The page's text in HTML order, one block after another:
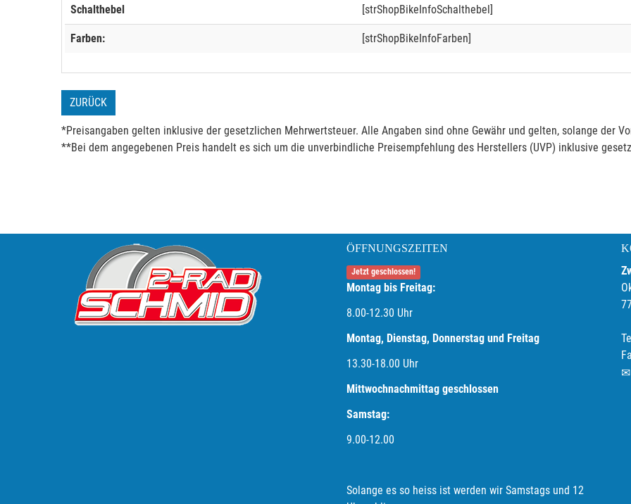
Schalthebel [strShopBikeInfoSchalthebel]
Farben: [strShopBikeInfoFarben]
ZURÜCK
*Preisangaben gelten inklusive der gesetzlichen Mehrwertsteuer. Alle Angaben sind ohne Gewähr und gelten, solange der
**Bei dem angegebenen Preis handelt es sich um die unverbindliche Preisempfehlung des Herstellers (UVP) inklusive
ÖFFNUNGSZEITEN
Jetzt geschlossen!
Montag bis Freitag:
8.00-12.30 Uhr
Montag, Dienstag, Donnerstag und Freitag
13.30-18.00 Uhr
Mittwochnachmittag geschlossen
Samstag:
9.00-12.00
Solange es so heiss ist werden wir Samstags und 12